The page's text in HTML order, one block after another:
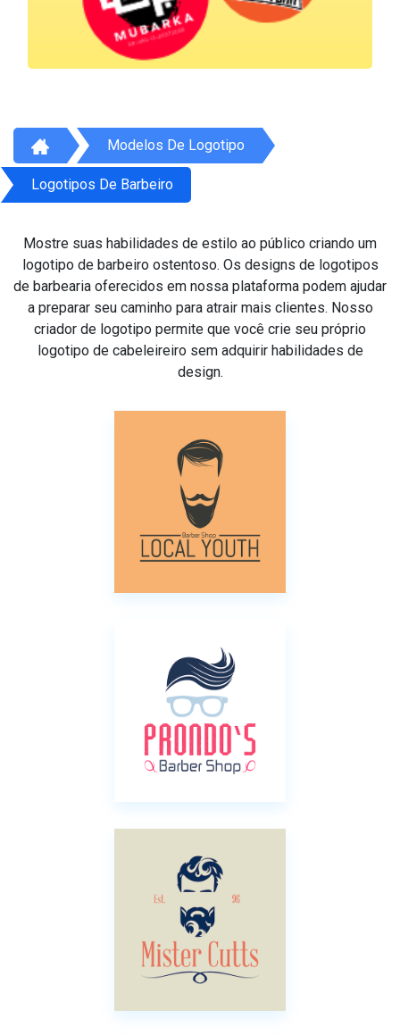
Modelos De Logotipo
Logotipos De Barbeiro
Mostre suas habilidades de estilo ao público criando um
logotipo de barbeiro ostentoso. Os designs de logotipos
de barbearia oferecidos em nossa plataforma podem ajudar
a preparar seu caminho para atrair mais clientes. Nosso
criador de logotipo permite que você crie seu próprio
logotipo de cabeleireiro sem adquirir habilidades de
design.